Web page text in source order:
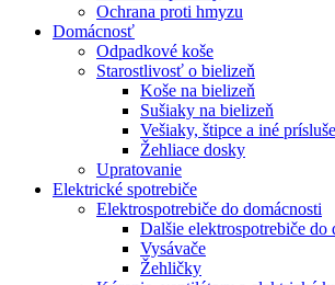
Ochrana proti hmyzu
Domácnosť
Odpadkové koše
Starostlivosť o bielizeň
Koše na bielizeň
Sušiaky na bielizeň
Vešiaky, štipce a iné
Žehliace dosky
Upratovanie
Elektrické spotrebiče
Elektrospotrebiče do domácnosti
Dalšie elektrospotrebiče do
Vysávače
Žehličky